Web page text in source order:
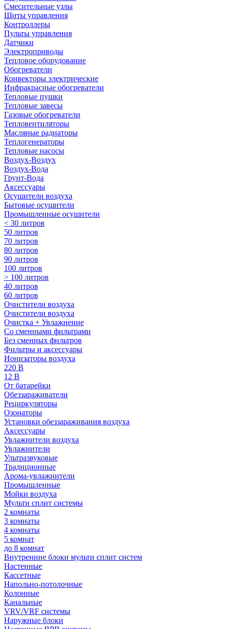
Смесительные узлы
Щиты управления
Контроллеры
Пульты управления
Датчики
Электроприводы
Тепловое оборудование
Обогреватели
Конвекторы электрические
Инфракрасные обогреватели
Тепловые пушки
Тепловые завесы
Газовые обогреватели
Тепловентиляторы
Масляные радиаторы
Теплогенераторы
Тепловые насосы
Воздух-Воздух
Воздух-Вода
Грунт-Вода
Аксессуары
Осушители воздуха
Бытовые осушители
Промышленные осушители
< 30 литров
50 литров
70 литров
80 литров
90 литров
100 литров
> 100 литров
40 литров
60 литров
Очистители воздуха
Очистители воздуха
Очистка + Увлажнение
Cо сменными фильтрами
Без сменных фильтров
Фильтры и аксессуары
Ионизаторы воздуха
220 В
12 В
От батарейки
Обеззараживатели
Рециркуляторы
Озонаторы
Установки обеззараживания воздуха
Аксессуары
Увлажнители воздуха
Увлажнители
Ультразвуковые
Традиционные
Арома-увлажнители
Промышленные
Мойки воздуха
Мульти сплит системы
2 комнаты
3 комнаты
4 комнаты
5 комнат
до 8 комнат
Внутренние блоки мульти сплит систем
Настенные
Кассетные
Напольно-потолочные
Колонные
Канальные
VRV/VRF системы
Наружные блоки